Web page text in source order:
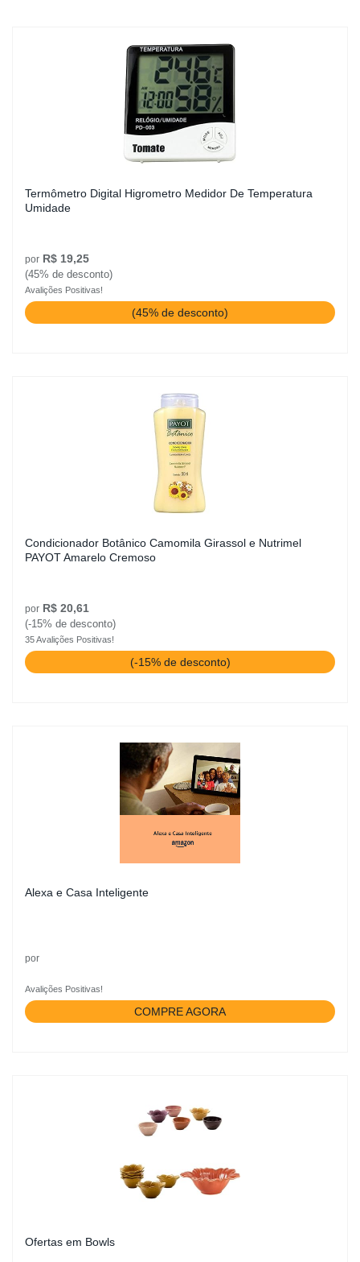
Termômetro Digital Higrometro Medidor De Temperatura
Umidade
por R$ 19,25
(45% de desconto)
Avalições Positivas!
(45% de desconto)
Condicionador Botânico Camomila Girassol e Nutrimel
PAYOT Amarelo Cremoso
por R$ 20,61
(-15% de desconto)
35 Avalições Positivas!
(-15% de desconto)
Alexa e Casa Inteligente
por
Avalições Positivas!
COMPRE AGORA
Ofertas em Bowls